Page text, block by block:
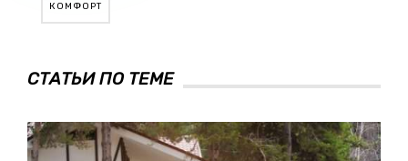
КОМФОРТ
СТАТЬИ ПО ТЕМЕ